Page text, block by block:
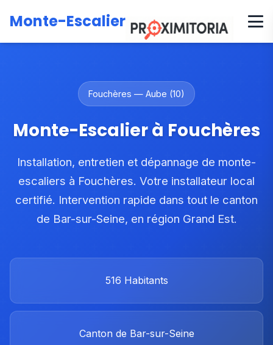
Monte-Escalier
Accueil Zones d'intervention
Canton de Bar-sur-Seine
Fouchères
Fouchères — Aube (10)
Monte-Escalier à Fouchères
Installation, entretien et dépannage de monte-
escaliers à Fouchères. Votre installateur local
certifié. Intervention rapide dans tout le canton
de Bar-sur-Seine, en région Grand Est.
516 Habitants
Canton de Bar-sur-Seine